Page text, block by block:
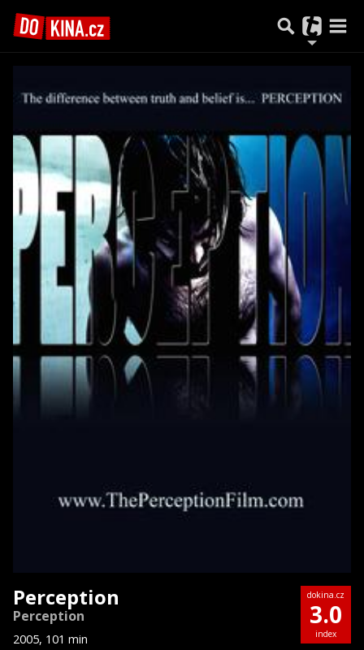
Perception
Perception
2005, 101 min
dokina.cz
3.0
index